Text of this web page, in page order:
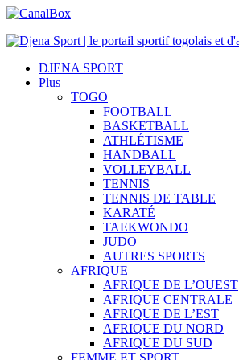
DJENA SPORT
Plus
TOGO
FOOTBALL
BASKETBALL
ATHLÉTISME
HANDBALL
VOLLEYBALL
TENNIS
TENNIS DE TABLE
KARATÉ
TAEKWONDO
JUDO
AUTRES SPORTS
AFRIQUE
AFRIQUE DE L’OUEST
AFRIQUE CENTRALE
AFRIQUE DE L’EST
AFRIQUE DU NORD
AFRIQUE DU SUD
FEMME ET SPORT